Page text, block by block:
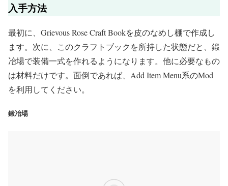
入手方法
最初に、Grievous Rose Craft Bookを皮のなめし棚で作成し
ます。次に、このクラフトブックを所持した状態だと、鍛
冶場で装備一式を作れるようになります。他に必要なもの
は材料だけです。面倒であれば、Add Item Menu系のMod
を利用してください。
鍛冶場